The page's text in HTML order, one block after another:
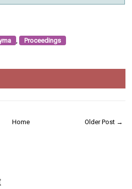
, Proceedings
Older Post →
Home